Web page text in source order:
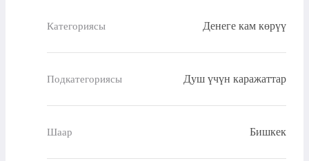
Категориясы Денеге кам көрүү
Подкатегориясы Душ үчүн каражаттар
Шаар Бишкек